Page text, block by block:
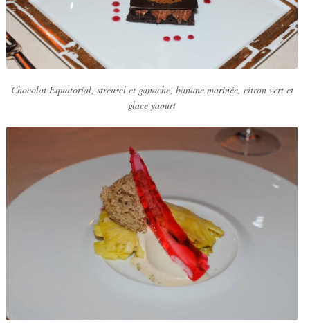
Chocolat Equatorial, streusel et ganache, banane marinée, citron vert et
glace yaourt